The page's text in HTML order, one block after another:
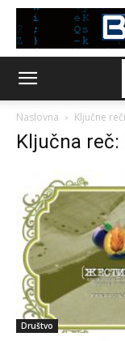
Naslovna Ključne reči
Ključna reč:
Društvo